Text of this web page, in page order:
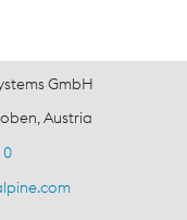
GmbH
Austria
0